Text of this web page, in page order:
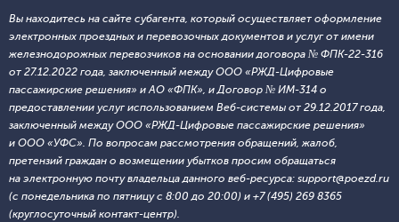
Вы находитесь на сайте субагента, который осуществляет оформление
электронных проездных и перевозочных документов и услуг от имени
железнодорожных перевозчиков на основании договора № ФПК-22-316
от 27.12.2022 года, заключенный между ООО «РЖД-Цифровые
пассажирские решения» и АО «ФПК», и Договор № ИМ-314 о
предоставлении услуг использованием Веб-системы от 29.12.2017 года,
заключенный между ООО «РЖД-Цифровые пассажирские решения»
и ООО «УФС». По вопросам рассмотрения обращений, жалоб,
претензий граждан о возмещении убытков просим обращаться
на электронную почту владельца данного веб-ресурса: support@poezd.ru
(с понедельника по пятницу с 8:00 до 20:00) и +7 (495) 269 8365
(круглосуточный контакт-центр).